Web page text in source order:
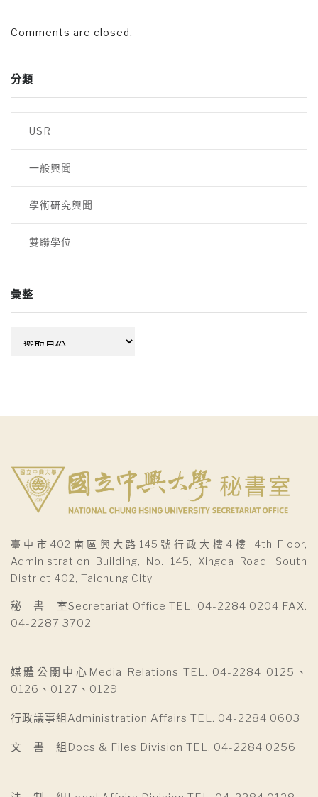
Comments are closed.
分類
USR
一般興聞
學術研究興聞
雙聯學位
彙整
臺中市402南區興大路145號行政大樓4樓 4th Floor,
Administration Building, No. 145, Xingda Road, South
District 402, Taichung City
秘 書 室Secretariat Office TEL. 04-2284 0204 FAX.
04-2287 3702
媒體公關中心Media Relations TEL. 04-2284 0125、
0126、0127、0129
行政議事組Administration Affairs TEL. 04-2284 0603
文 書 組Docs & Files Division TEL. 04-2284 0256